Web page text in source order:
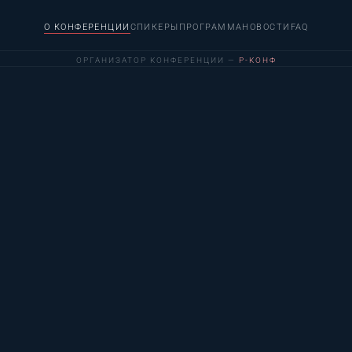
О КОНФЕРЕНЦИИ СПИКЕРЫ ПРОГРАММА НОВОСТИ FAQ
ОРГАНИЗАТОР КОНФЕРЕНЦИИ — Р-КОНФ